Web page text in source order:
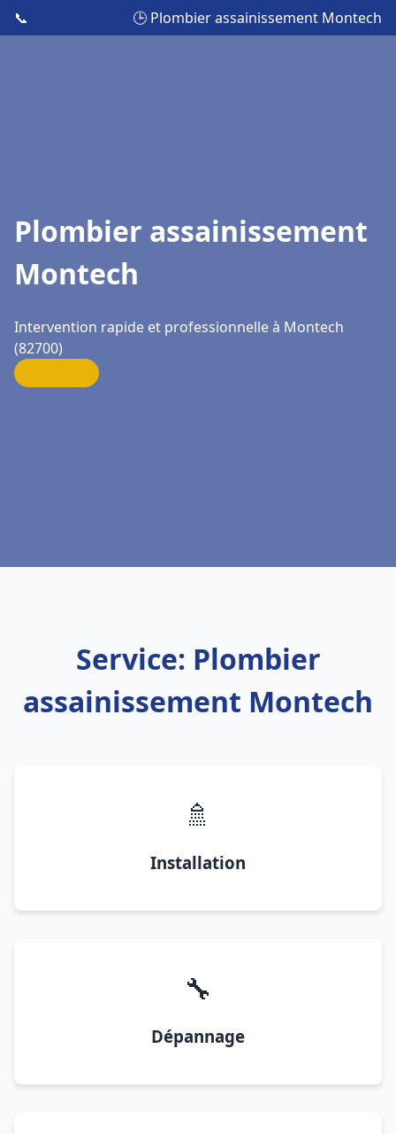
📞 🕒 Plombier assainissement Montech
Plombier assainissement
Montech
Intervention rapide et professionnelle à Montech
(82700)
Service: Plombier
assainissement Montech
🚿
Installation
🔧
Dépannage